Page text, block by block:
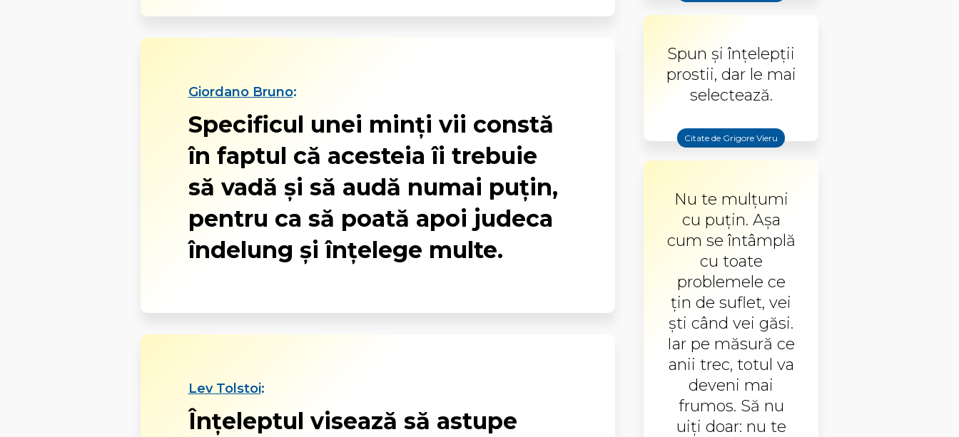
Giordano Bruno:
Specificul unei minţi vii constă
în faptul că acesteia îi trebuie
să vadă şi să audă numai puţin,
pentru ca să poată apoi judeca
îndelung şi înţelege multe.
Lev Tolstoi:
Înţeleptul visează să astupe
Spun și înțelepții
prostii, dar le mai
selectează.
Citate de Grigore Vieru
Nu te mulţumi
cu puţin. Aşa
cum se întâmplă
cu toate
problemele ce
ţin de suflet, vei
şti când vei găsi.
Iar pe măsură ce
anii trec, totul va
deveni mai
frumos. Să nu
uiţi doar: nu te